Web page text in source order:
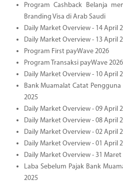
Program Cashback Belanja
Branding Visa di Arab Saudi
Daily Market Overview - 14 April
Daily Market Overview - 13 April
Program First payWave 2026
Program Transaksi payWave 2026
Daily Market Overview - 10 April
Bank Muamalat Catat
2025
Daily Market Overview - 09 April
Daily Market Overview - 08 April
Daily Market Overview - 02 April
Daily Market Overview - 01 April
Daily Market Overview - 31 Maret
Laba Sebelum Pajak Bank
2025